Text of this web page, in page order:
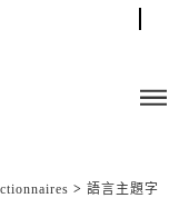
> 語言主題字